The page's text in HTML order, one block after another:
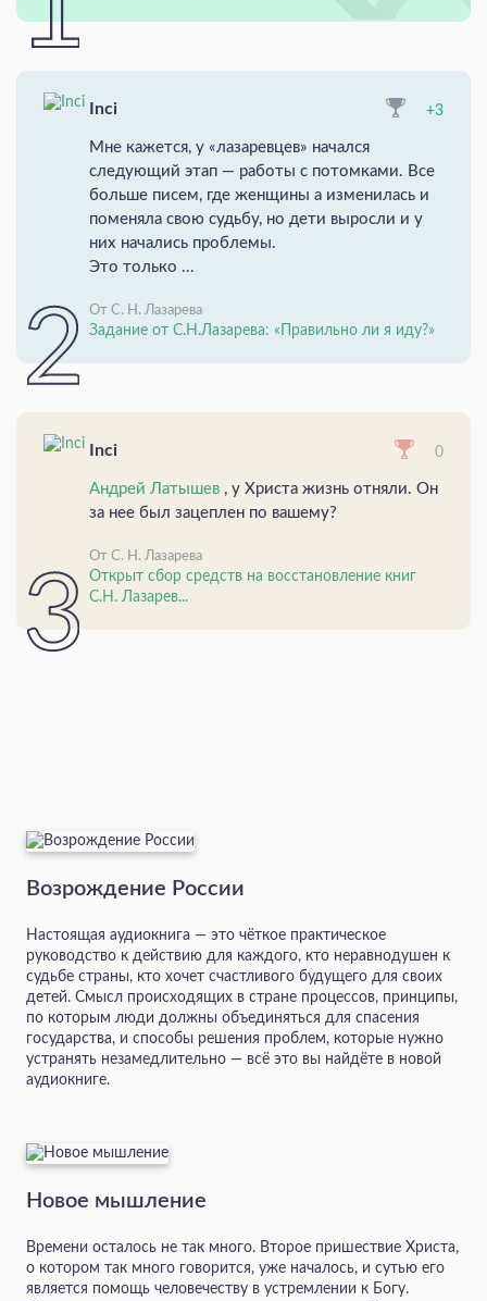
Inci +3
Мне кажется, у «лазаревцев» начался
следующий этап — работы с потомками. Все
больше писем, где женщины а изменилась и
поменяла свою судьбу, но дети выросли и у
них начались проблемы.
Это только ...
От С. Н. Лазарева
Задание от С.Н.Лазарева: «Правильно ли я иду?»
Inci 0
Андрей Латышев , у Христа жизнь отняли. Он
за нее был зацеплен по вашему?
От С. Н. Лазарева
Открыт сбор средств на восстановление книг
С.Н. Лазарев...
Возрождение России
Настоящая аудиокнига — это чёткое практическое
руководство к действию для каждого, кто неравнодушен к
судьбе страны, кто хочет счастливого будущего для своих
детей. Смысл происходящих в стране процессов, принципы,
по которым люди должны объединяться для спасения
государства, и способы решения проблем, которые нужно
устранять незамедлительно — всё это вы найдёте в новой
аудиокниге.
Новое мышление
Времени осталось не так много. Второе пришествие Христа,
о котором так много говорится, уже началось, и сутью его
является помощь человечеству в устремлении к Богу.